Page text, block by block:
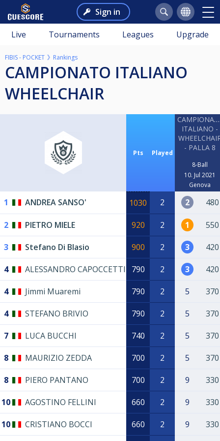
Sign in
Live Tournaments Leagues Upgrade
FIBIS - POCKET Rankings
CAMPIONATO ITALIANO
WHEELCHAIR
Pts Played
ITALIANO -
- PALLA 8
8-Ball
10. Jul 2021
Genova
1 ANDREA SANSO' 1030 2 2 480
2 PIETRO MIELE 920 2 1 550
3 Stefano Di Blasio 900 2 3 420
4 ALESSANDRO CAPOCCETTI 790 2 3 420
4 Jimmi Muaremi 790 2 5 370
4 STEFANO BRIVIO 790 2 5 370
7 LUCA BUCCHI 740 2 5 370
8 MAURIZIO ZEDDA 700 2 5 370
8 PIERO PANTANO 700 2 9 330
10 AGOSTINO FELLINI 660 2 9 330
10 CRISTIANO BOCCI 660 2 9 330